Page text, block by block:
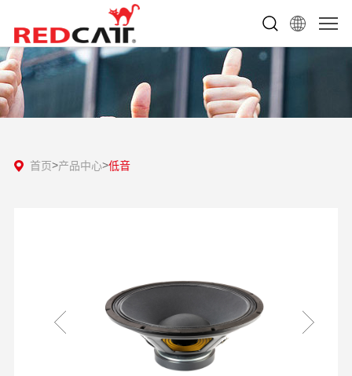
首页>产品中心>低音